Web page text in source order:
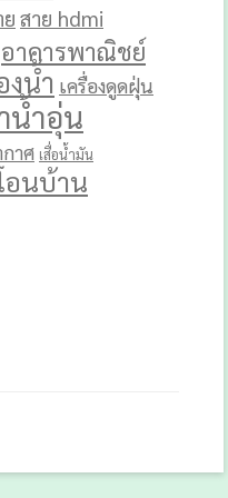
สาย hdmi
อาคารพาณิชย์
งน้ำ เครื่องดูดฝุ่น
น้ำอุ่น
าศ เสื่อน้ำมัน
อนบ้าน